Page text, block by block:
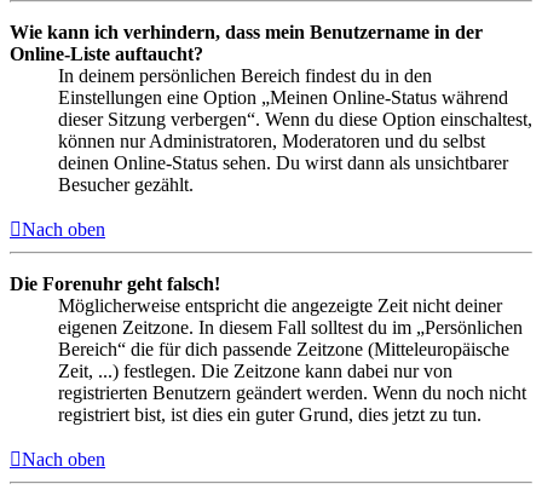
Wie kann ich verhindern, dass mein Benutzername in der
Online-Liste auftaucht?
In deinem persönlichen Bereich findest du in den
Einstellungen eine Option „Meinen Online-Status während
dieser Sitzung verbergen“. Wenn du diese Option einschaltest,
können nur Administratoren, Moderatoren und du selbst
deinen Online-Status sehen. Du wirst dann als unsichtbarer
Besucher gezählt.
Nach oben
Die Forenuhr geht falsch!
Möglicherweise entspricht die angezeigte Zeit nicht deiner
eigenen Zeitzone. In diesem Fall solltest du im „Persönlichen
Bereich“ die für dich passende Zeitzone (Mitteleuropäische
Zeit, ...) festlegen. Die Zeitzone kann dabei nur von
registrierten Benutzern geändert werden. Wenn du noch nicht
registriert bist, ist dies ein guter Grund, dies jetzt zu tun.
Nach oben